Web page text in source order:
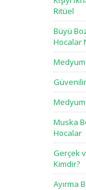
Ritüel
Büyü
Hocalar
Medyum
Muska
Hocalar
Gerçek
Kimdir?
Ayırma